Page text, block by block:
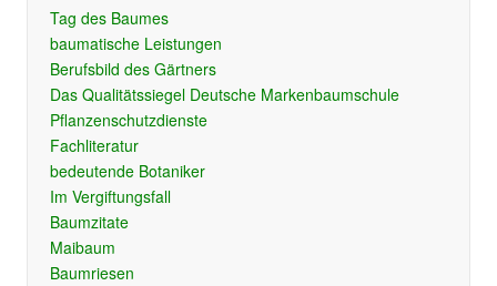
Tag des Baumes
baumatische Leistungen
Berufsbild des Gärtners
Das Qualitätssiegel Deutsche Markenbaumschule
Pflanzenschutzdienste
Fachliteratur
bedeutende Botaniker
Im Vergiftungsfall
Baumzitate
Maibaum
Baumriesen